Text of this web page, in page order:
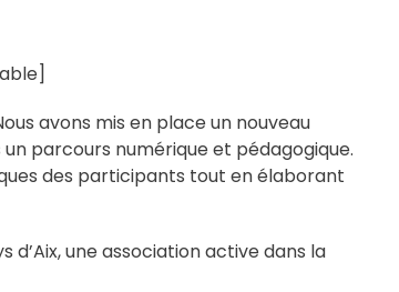
avons mis en place un nouveau
parcours numérique et pédagogique.
des participants tout en élaborant
d’Aix, une association active dans la